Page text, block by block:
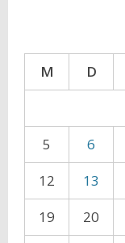
M D
5
6
12
13
19
20